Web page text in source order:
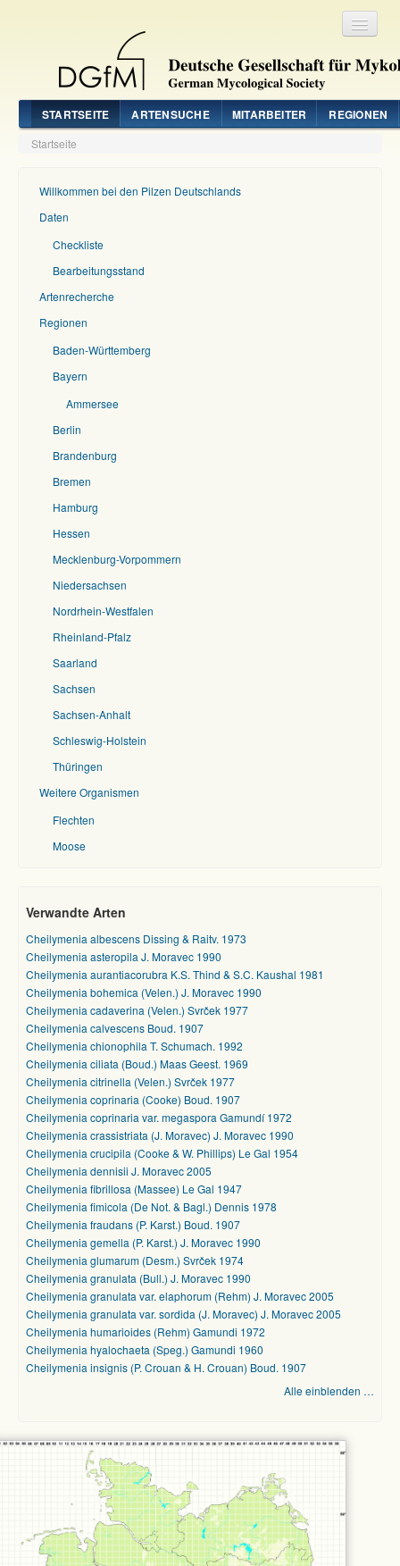
STARTSEITE ARTENSUCHE MITARBEITER REGIONEN
Startseite
Willkommen bei den Pilzen Deutschlands
Daten
Checkliste
Bearbeitungsstand
Artenrecherche
Regionen
Baden-Württemberg
Bayern
Ammersee
Berlin
Brandenburg
Bremen
Hamburg
Hessen
Mecklenburg-Vorpommern
Niedersachsen
Nordrhein-Westfalen
Rheinland-Pfalz
Saarland
Sachsen
Sachsen-Anhalt
Schleswig-Holstein
Thüringen
Weitere Organismen
Flechten
Moose
Verwandte Arten
Cheilymenia albescens Dissing & Raitv. 1973
Cheilymenia asteropila J. Moravec 1990
Cheilymenia aurantiacorubra K.S. Thind & S.C. Kaushal 1981
Cheilymenia bohemica (Velen.) J. Moravec 1990
Cheilymenia cadaverina (Velen.) Svrček 1977
Cheilymenia calvescens Boud. 1907
Cheilymenia chionophila T. Schumach. 1992
Cheilymenia ciliata (Boud.) Maas Geest. 1969
Cheilymenia citrinella (Velen.) Svrček 1977
Cheilymenia coprinaria (Cooke) Boud. 1907
Cheilymenia coprinaria var. megaspora Gamundí 1972
Cheilymenia crassistriata (J. Moravec) J. Moravec 1990
Cheilymenia crucipila (Cooke & W. Phillips) Le Gal 1954
Cheilymenia dennisii J. Moravec 2005
Cheilymenia fibrillosa (Massee) Le Gal 1947
Cheilymenia fimicola (De Not. & Bagl.) Dennis 1978
Cheilymenia fraudans (P. Karst.) Boud. 1907
Cheilymenia gemella (P. Karst.) J. Moravec 1990
Cheilymenia glumarum (Desm.) Svrček 1974
Cheilymenia granulata (Bull.) J. Moravec 1990
Cheilymenia granulata var. elaphorum (Rehm) J. Moravec 2005
Cheilymenia granulata var. sordida (J. Moravec) J. Moravec 2005
Cheilymenia humarioides (Rehm) Gamundi 1972
Cheilymenia hyalochaeta (Speg.) Gamundi 1960
Cheilymenia insignis (P. Crouan & H. Crouan) Boud. 1907
Alle einblenden …